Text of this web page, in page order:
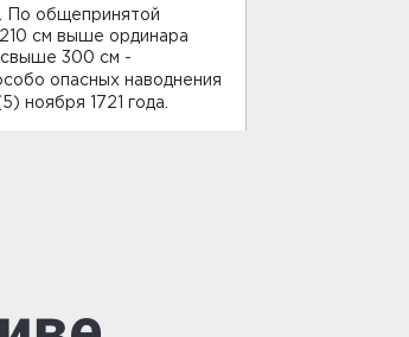
По общепринятой
см выше ординара
свыше 300 см -
опасных наводнения
ноября 1721 года.